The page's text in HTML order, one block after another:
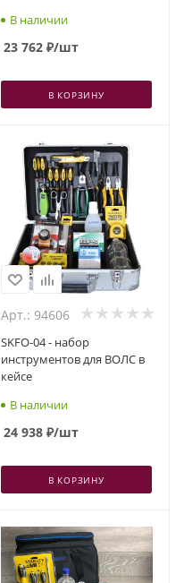
В наличии
23 762₽/шт
В КОРЗИНУ
Арт.: 94606
SKFO-04 - набор
инструментов для ВОЛС в
кейсе
В наличии
24 938₽/шт
В КОРЗИНУ